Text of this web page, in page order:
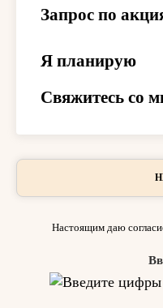
Запрос по
Я планирую
Свяжитесь со
Настоящим даю